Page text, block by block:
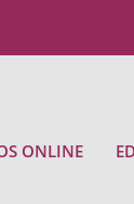
ONLINE